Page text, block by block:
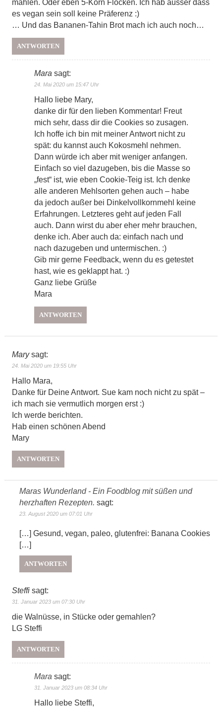
mahlen. Oder eben 5-Korn Flocken. Ich hab ausser dass
es vegan sein soll keine Präferenz :)
… Und das Bananen-Tahin Brot mach ich auch noch…
ANTWORTEN
Mara sagt:
24. Mai 2020 um 15:47 Uhr
Hallo liebe Mary,
danke dir für den lieben Kommentar! Freut
mich sehr, dass dir die Cookies so zusagen.
Ich hoffe ich bin mit meiner Antwort nicht zu
spät: du kannst auch Kokosmehl nehmen.
Dann würde ich aber mit weniger anfangen.
Einfach so viel dazugeben, bis die Masse so
„fest“ ist, wie eben Cookie-Teig ist. Ich denke
alle anderen Mehlsorten gehen auch – habe
da jedoch außer bei Dinkelvollkornmehl keine
Erfahrungen. Letzteres geht auf jeden Fall
auch. Dann wirst du aber eher mehr brauchen,
denke ich. Aber auch da: einfach nach und
nach dazugeben und untermischen. :)
Gib mir gerne Feedback, wenn du es getestet
hast, wie es geklappt hat. :)
Ganz liebe Grüße
Mara
ANTWORTEN
Mary sagt:
24. Mai 2020 um 19:55 Uhr
Hallo Mara,
Danke für Deine Antwort. Sue kam noch nicht zu spät –
ich mach sie vermutlich morgen erst :)
Ich werde berichten.
Hab einen schönen Abend
Mary
ANTWORTEN
Maras Wunderland - Ein Foodblog mit süßen und
herzhaften Rezepten. sagt:
23. August 2020 um 07:01 Uhr
[…] Gesund, vegan, paleo, glutenfrei: Banana Cookies
[…]
ANTWORTEN
Steffi sagt:
31. Januar 2023 um 07:30 Uhr
die Walnüsse, in Stücke oder gemahlen?
LG Steffi
ANTWORTEN
Mara sagt:
31. Januar 2023 um 08:34 Uhr
Hallo liebe Steffi,